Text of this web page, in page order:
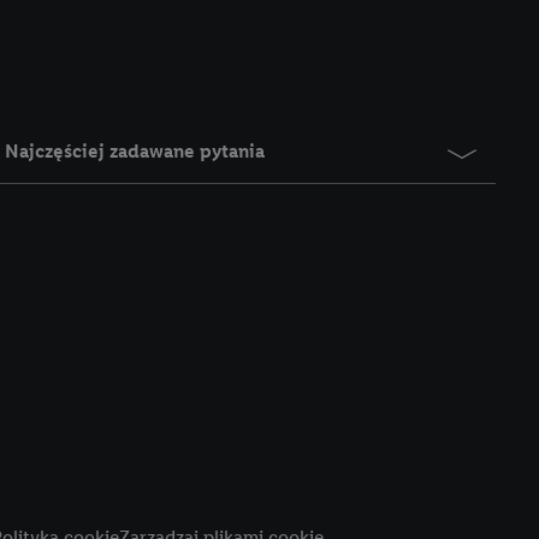
Najczęściej zadawane pytania
jednym z wyżej
możemy
rozpoznać
W tym celu
adres e-
adresu IP. Jeśli
użyciu adresu IP i
usług Lidl. W
Zgodę na
celów marketingu